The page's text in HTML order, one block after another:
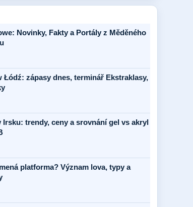
Novinky, Fakty a Portály z Měděného
Łódź: zápasy dnes, terminář Ekstraklasy,
Irsku: trendy, ceny a srovnání gel vs akryl
platforma? Význam lova, typy a